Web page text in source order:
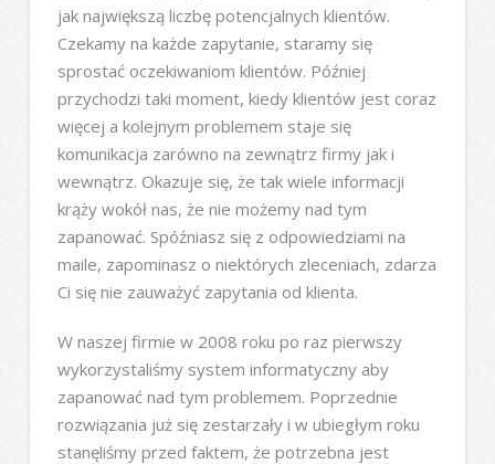
jak największą liczbę potencjalnych klientów.
Czekamy na każde zapytanie, staramy się
sprostać oczekiwaniom klientów. Później
przychodzi taki moment, kiedy klientów jest coraz
więcej a kolejnym problemem staje się
komunikacja zarówno na zewnątrz firmy jak i
wewnątrz. Okazuje się, że tak wiele informacji
krąży wokół nas, że nie możemy nad tym
zapanować. Spóźniasz się z odpowiedziami na
maile, zapominasz o niektórych zleceniach, zdarza
Ci się nie zauważyć zapytania od klienta.
W naszej firmie w 2008 roku po raz pierwszy
wykorzystaliśmy system informatyczny aby
zapanować nad tym problemem. Poprzednie
rozwiązania już się zestarzały i w ubiegłym roku
stanęliśmy przed faktem, że potrzebna jest